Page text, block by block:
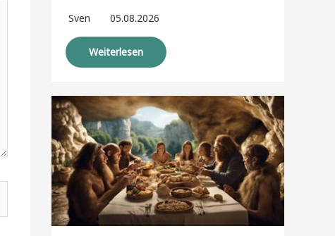
Sven 05.08.2026
Weiterlesen